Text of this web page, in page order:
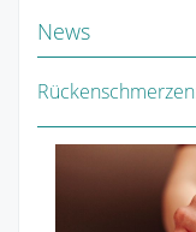
News